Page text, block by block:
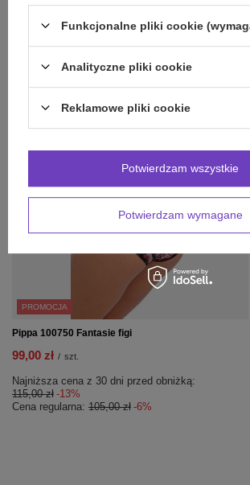
Potrzebujesz pomocy? Masz
Zadaj pytanie a my odpowiemy niezwłocznie,
INNE PRODUKTY
PRODUCENTA:
PROMOCJA
Pippa 100750 Fantasie figi
99,00 zł / szt.
Najniższa cena z 30 dni przed obniżką:
115,00 zł -13%
Cena regularna: 105,00 zł -6%
Funkcjonalne pliki cookie
Analityczne pliki cookie
Reklamowe pliki cookie
Potwierdzam wymagane
Potwierdzam wszystkie